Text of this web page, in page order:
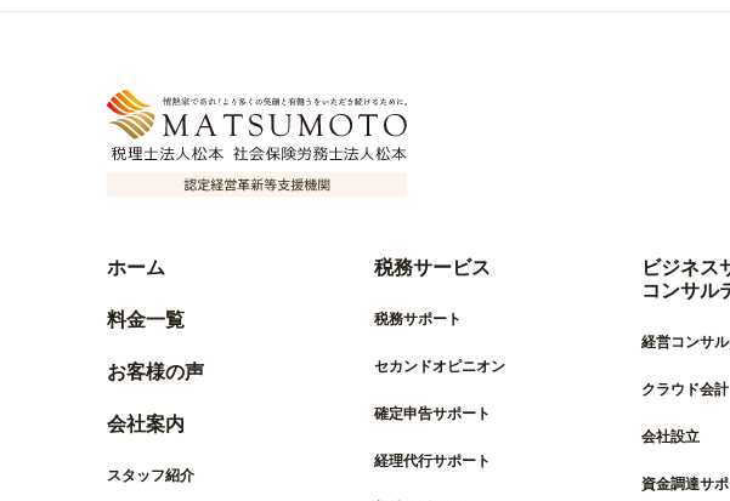
ホーム
料金一覧
お客様の声
会社案内
スタッフ紹介
税務サービス
税務サポート
セカンドオピニオン
確定申告サポート
経理代行サポート
ビジネス
コンサル
経営コンサ
クラウド会計
会社設立
資金調達サポ